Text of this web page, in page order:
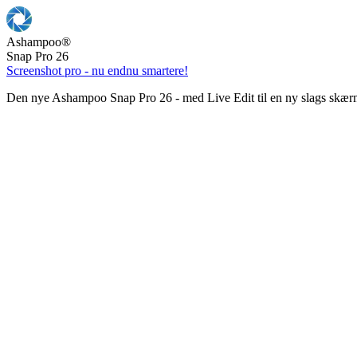
Ashampoo®
Snap Pro 26
Screenshot pro - nu endnu smartere!
Den nye Ashampoo Snap Pro 26 - med Live Edit til en ny slags